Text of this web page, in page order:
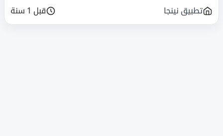
تطبيق نينجا قبل 1 سنة